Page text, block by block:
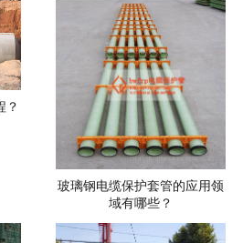
？
玻璃钢电缆保护套管的应用领
域有哪些？